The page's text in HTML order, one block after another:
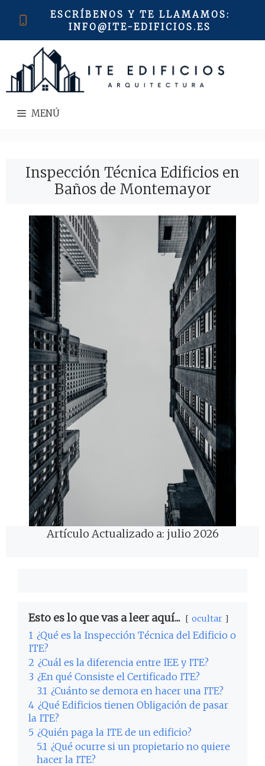
ESCRÍBENOS Y TE LLAMAMOS:
INFO@ITE-EDIFICIOS.ES
MENÚ
Inspección Técnica Edificios en
Baños de Montemayor
Artículo Actualizado a: julio 2026
Esto es lo que vas a leer aquí... ocultar
1 ¿Qué es la Inspección Técnica del Edificio o
ITE?
2 ¿Cuál es la diferencia entre IEE y ITE?
3 ¿En qué Consiste el Certificado ITE?
3.1 ¿Cuánto se demora en hacer una ITE?
4 ¿Qué Edificios tienen Obligación de pasar
la ITE?
5 ¿Quién paga la ITE de un edificio?
5.1 ¿Qué ocurre si un propietario no quiere
hacer la ITE?